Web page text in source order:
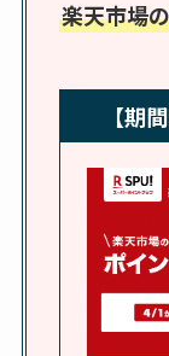
楽天市場
【期